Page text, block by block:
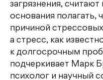
загрязнения,
основания полагать,
причиной
а стресс, как
к долгосрочным
подчеркивает Марк
психолог и научный